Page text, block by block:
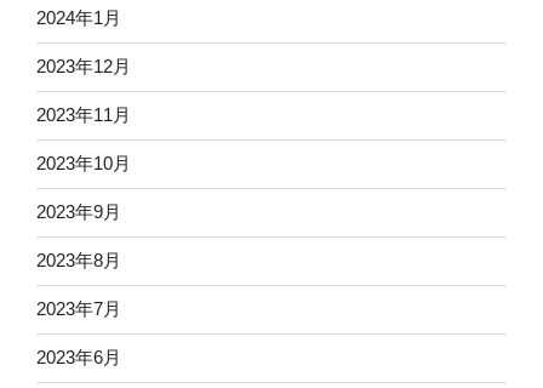
2024年1月
2023年12月
2023年11月
2023年10月
2023年9月
2023年8月
2023年7月
2023年6月